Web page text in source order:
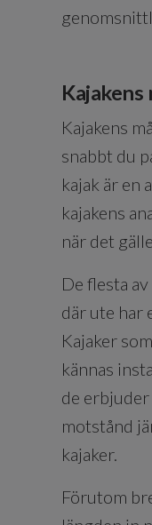
Kajakens
Kajakens
snabbt du
kajak är en
kajakens
när det
De flesta
där ute har
Kajaker
kännas
de
motstånd
kajaker.
Förutom